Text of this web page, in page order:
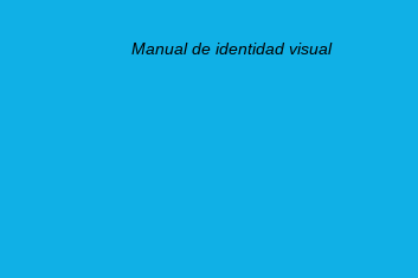
Manual de identidad visual